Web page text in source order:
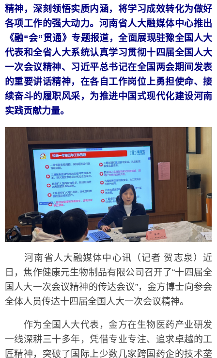
精神，深刻领悟实质内涵，将学习成效转化为做好
各项工作的强大动力。河南省人大融媒体中心推出
《融“会”贯通》专题报道，全面展现驻豫全国人大
代表和全省人大系统认真学习贯彻十四届全国人大
一次会议精神、习近平总书记在全国两会期间发表
的重要讲话精神，在各自工作岗位上勇担使命、接
续奋斗的履职风采，为推进中国式现代化建设河南
实践贡献力量。
河南省人大融媒体中心讯（记者 贺志泉）近
日，焦作健康元生物制品有限公司召开了“十四届全
国人大一次会议精神的传达会议”，金方博士向参会
全体人员传达十四届全国人大一次会议精神。
作为全国人大代表，金方在生物医药产业研发
一线深耕三十多年，凭借专业专注、追求卓越的工
匠精神，突破了国际上少数几家跨国药企的技术垄